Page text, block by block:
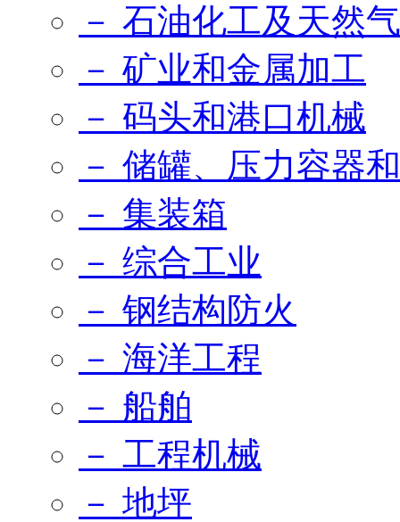
－ 石油化工及天然气
－ 矿业和金属加工
－ 码头和港口机械
－ 储罐、压力容器
－ 集装箱
－ 综合工业
－ 钢结构防火
－ 海洋工程
－ 船舶
－ 工程机械
－ 地坪